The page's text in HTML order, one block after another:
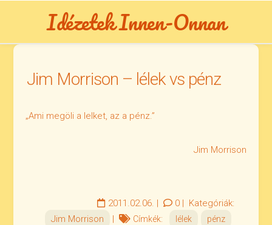
Idézetek Innen-Onnan
Jim Morrison – lélek vs pénz
„Ami megöli a lelket, az a pénz.”
Jim Morrison
2011.02.06. | 0| Kategóriák:
Jim Morrison
| Címkék: lélek pénz